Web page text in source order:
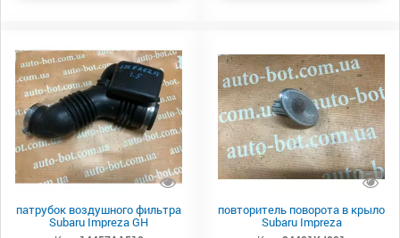
патрубок воздушного фильтра
Subaru Impreza GH
повторитель поворота в крыло
Subaru Impreza